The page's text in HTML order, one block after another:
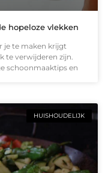
hopeloze vlekken
je te maken krijgt
te verwijderen zijn.
schoonmaaktips en
HUISHOUDELIJK